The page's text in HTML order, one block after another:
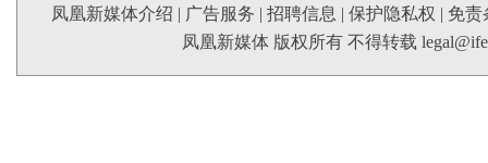
凤凰新媒体介绍 | 广告服务 | 招聘信息 | 保护隐私权 | 免责
凤凰新媒体 版权所有 不得转载